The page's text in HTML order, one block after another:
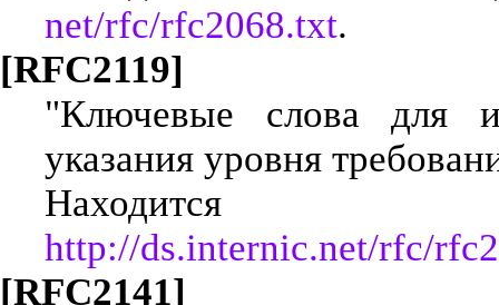
net/rfc/rfc2068.txt.
[RFC2119]
"Ключевые слова для
указания уровня
http://ds.internic.net/rfc/
[RFC2141]